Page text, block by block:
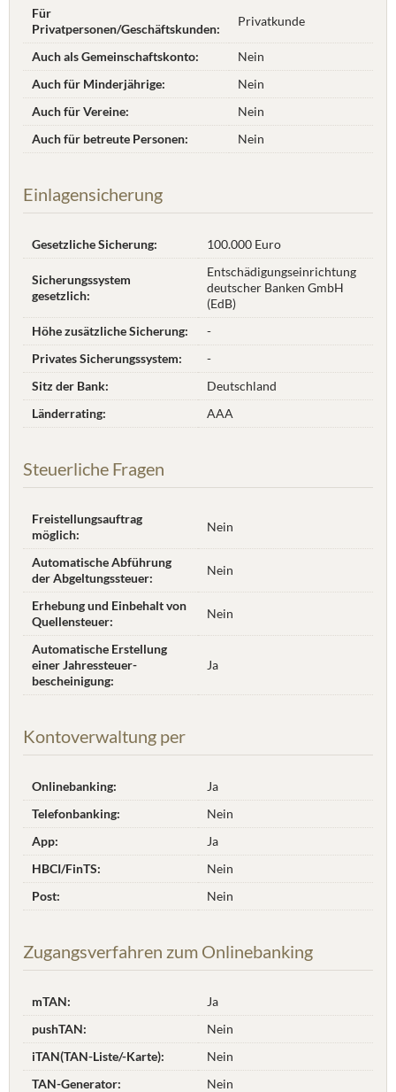
Für
Privatpersonen/Geschäftskunden:
Privatkunde
Auch als Gemeinschaftskonto:
Nein
Auch für Minderjährige:
Nein
Auch für Vereine:
Nein
Auch für betreute Personen:
Nein
Einlagensicherung
Gesetzliche Sicherung: 100.000 Euro
Sicherungssystem
gesetzlich:
Entschädigungseinrichtung
deutscher Banken GmbH
(EdB)
Höhe zusätzliche Sicherung:
-
Privates Sicherungssystem:
-
Sitz der Bank:
Deutschland
Länderrating:
AAA
Steuerliche Fragen
Freistellungsauftrag
möglich:
Nein
Automatische Abführung
der Abgeltungssteuer:
Nein
Erhebung und Einbehalt von
Quellensteuer:
Nein
Automatische Erstellung
einer Jahres­steuer­
bescheinigung:
Ja
Kontoverwaltung per
Onlinebanking:
Ja
Telefonbanking:
Nein
App:
Ja
HBCI/FinTS:
Nein
Post:
Nein
Zugangsverfahren zum Onlinebanking
mTAN:
Ja
pushTAN:
Nein
iTAN(TAN-Liste/-Karte):
Nein
TAN-Generator:
Nein